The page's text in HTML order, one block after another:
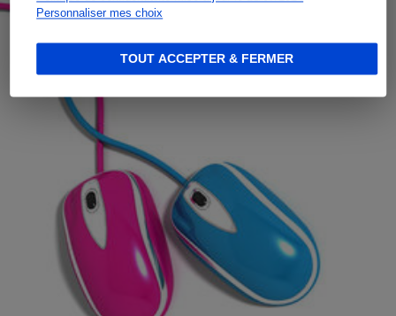
Personnaliser mes choix
TOUT ACCEPTER & FERMER